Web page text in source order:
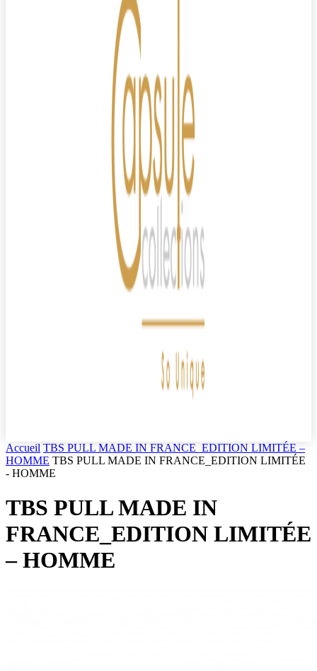
Accueil TBS PULL MADE IN FRANCE_EDITION LIMITÉE –
HOMME TBS PULL MADE IN FRANCE_EDITION LIMITÉE
- HOMME
TBS PULL MADE IN
FRANCE_EDITION LIMITÉE
– HOMME